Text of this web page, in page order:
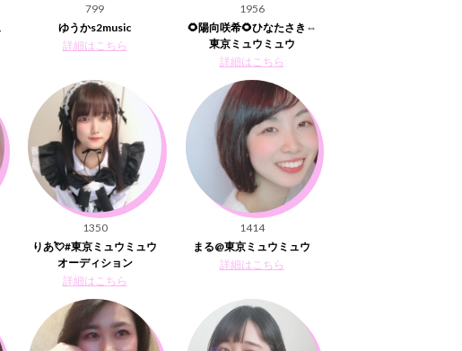
799
ゆうかs2music
詳細はこちら
1956
🌻陽向咲希🌻ひなたさき⇔
東京ミュウミュウ
詳細はこちら
1350
りあ💘#東京ミュウミュウ
オーディション
詳細はこちら
1414
まる@東京ミュウミュウ
詳細はこちら